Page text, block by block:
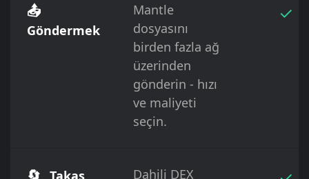
📤
Göndermek
Mantle
dosyasını
birden fazla ağ
üzerinden
gönderin - hızı
ve maliyeti
seçin.
✓
🔄 Takas
Dahili DEX